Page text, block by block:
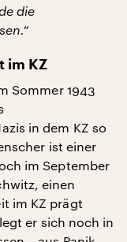
die
im KZ
Sommer 1943
in dem KZ so
ist einer
im September
einen
im KZ prägt
er sich noch in